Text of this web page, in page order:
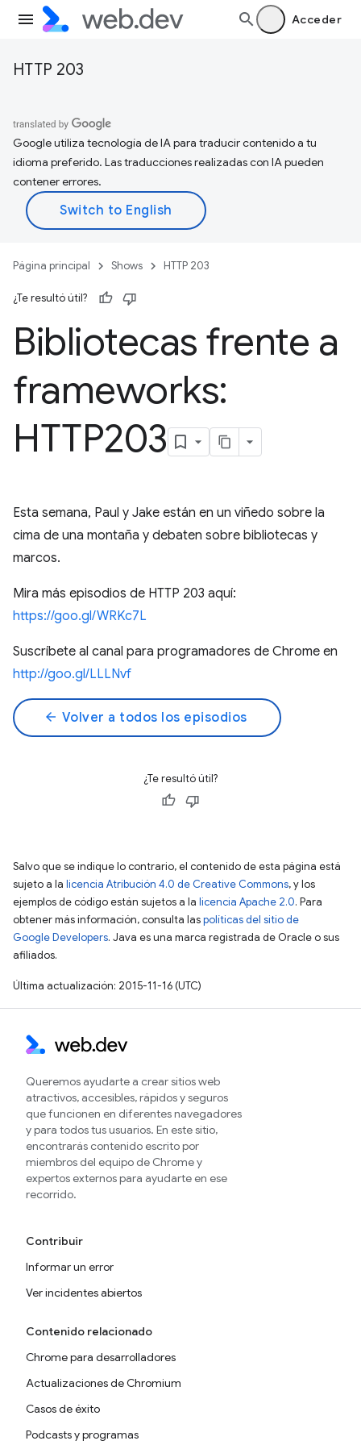
Acceder
HTTP 203
Google utiliza tecnología de IA para traducir contenido a tu
idioma preferido. Las traducciones realizadas con IA pueden
contener errores.
Página principal Shows HTTP 203
¿Te resultó útil?
Bibliotecas frente a
frameworks:
HTTP203
Esta semana, Paul y Jake están en un viñedo sobre la
cima de una montaña y debaten sobre bibliotecas y
marcos.
Mira más episodios de HTTP 203 aquí:
https://goo.gl/WRKc7L
Suscríbete al canal para programadores de Chrome en
http://goo.gl/LLLNvf
arrow_back Volver a todos los episodios
¿Te resultó útil?
Salvo que se indique lo contrario, el contenido de esta página está
sujeto a la licencia Atribución 4.0 de Creative Commons, y los
ejemplos de código están sujetos a la licencia Apache 2.0. Para
obtener más información, consulta laspolíticas del sitio de
Google Developers. Java es una marca registrada de Oracle o sus
afiliados.
Última actualización: 2015-11-16 (UTC)
Queremos ayudarte a crear sitios web
atractivos, accesibles, rápidos y seguros
que funcionen en diferentes navegadores
y para todos tus usuarios. En este sitio,
encontrarás contenido escrito por
miembros del equipo de Chrome y
expertos externos para ayudarte en ese
recorrido.
Contribuir
Informar un error
Ver incidentes abiertos
Contenido relacionado
Chrome para desarrolladores
Actualizaciones de Chromium
Casos de éxito
Podcasts y programas